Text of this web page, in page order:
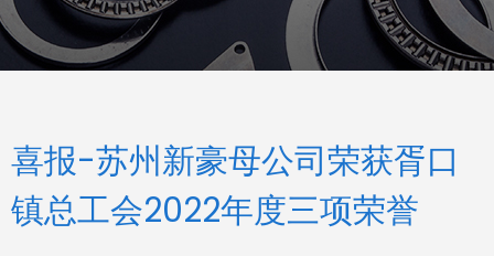
喜报-苏州新豪母公司荣获胥口
镇总工会2022年度三项荣誉